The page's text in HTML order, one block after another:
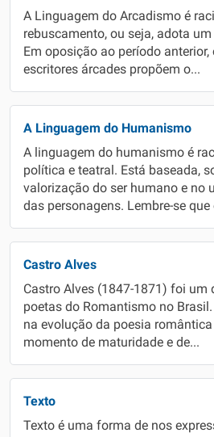
A Linguagem do Arcadismo é
rebuscamento, ou seja, adota
Em oposição ao período anterior,
escritores árcades propõem o...
A Linguagem do Humanismo
A linguagem do humanismo é
política e teatral. Está baseada,
valorização do ser humano e no
das personagens. Lembre-se
Castro Alves
Castro Alves (1847-1871) foi um
poetas do Romantismo no
na evolução da poesia
momento de maturidade e de...
Texto
Texto é uma forma de nos